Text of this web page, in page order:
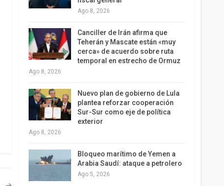
Ago 8, 2026
Canciller de Irán afirma que
Teherán y Mascate están «muy
cerca» de acuerdo sobre ruta
temporal en estrecho de Ormuz
Ago 8, 2026
Nuevo plan de gobierno de Lula
plantea reforzar cooperación
Sur-Sur como eje de política
exterior
Ago 8, 2026
Bloqueo marítimo de Yemen a
Arabia Saudí: ataque a petrolero
Ago 5, 2026